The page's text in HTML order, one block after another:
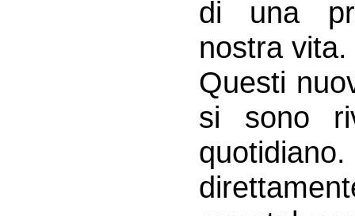
di una
nostra vita.
Questi
si sono